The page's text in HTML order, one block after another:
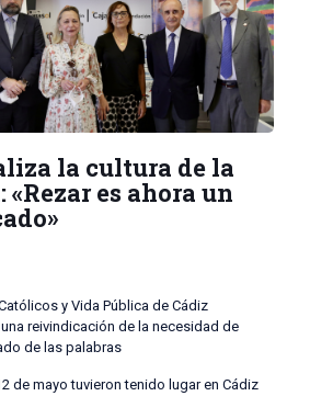
la cultura de la
es ahora un
y Vida Pública de Cádiz
reivindicación de la necesidad de
de las palabras
de mayo tuvieron tenido lugar en Cádiz